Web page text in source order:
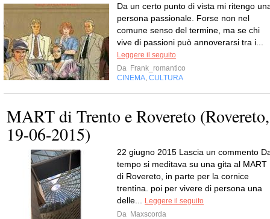
Da un certo punto di vista mi ritengo
persona passionale. Forse non nel
comune senso del termine, ma se chi
vive di passioni può annoverarsi tra i...
Leggere il seguito
Da Frank_romantico
CINEMA CULTURA
MART di Trento e Rovereto (Rovereto,
19-06-2015)
22 giugno 2015 Lascia un commento
tempo si meditava su una gita al MART
di Rovereto, in parte per la cornice
trentina. poi per vivere di persona una
delle...
Leggere il seguito
Da Maxscorda